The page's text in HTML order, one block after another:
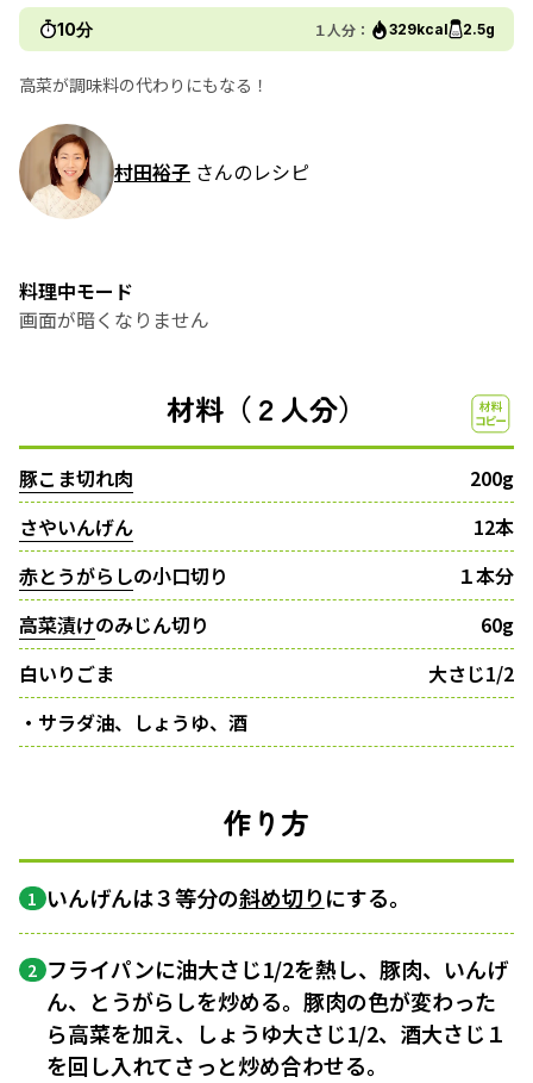
10分 １人分： 329kcal 2.5g
高菜が調味料の代わりにもなる！
村田裕子 さんのレシピ
料理中モード
画面が暗くなりません
材料（２人分）
豚こま切れ肉
200g
さやいんげん
12本
赤とうがらしの小口切り
１本分
高菜漬けのみじん切り
60g
白いりごま
大さじ1/2
・サラダ油、しょうゆ、酒
作り方
1 いんげんは３等分の斜め切りにする。
2 フライパンに油大さじ1/2を熱し、豚肉、いんげ
ん、とうがらしを炒める。豚肉の色が変わった
ら高菜を加え、しょうゆ大さじ1/2、酒大さじ１
を回し入れてさっと炒め合わせる。